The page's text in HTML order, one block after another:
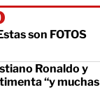
son FOTOS
Ronaldo y
“y muchas